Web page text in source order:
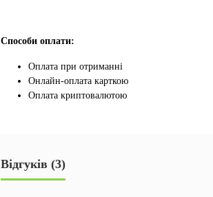
Способи оплати:
Оплата при отриманні
Онлайн-оплата карткою
Оплата криптовалютою
Відгуків (3)